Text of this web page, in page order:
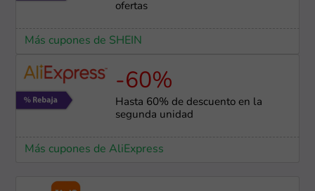
ofertas
Más cupones de SHEIN
-60%
Hasta 60% de descuento en la
segunda unidad
Más cupones de AliExpress